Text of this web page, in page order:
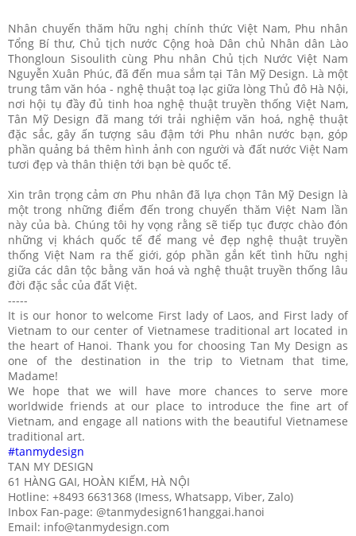
Nhân chuyến thăm hữu nghị chính thức Việt Nam, Phu nhân
Tổng Bí thư, Chủ tịch nước Cộng hoà Dân chủ Nhân dân Lào
Thongloun Sisoulith cùng Phu nhân Chủ tịch Nước Việt Nam
Nguyễn Xuân Phúc, đã đến mua sắm tại Tân Mỹ Design. Là một
trung tâm văn hóa - nghệ thuật toạ lạc giữa lòng Thủ đô Hà Nội,
nơi hội tụ đầy đủ tinh hoa nghệ thuật truyền thống Việt Nam,
Tân Mỹ Design đã mang tới trải nghiệm văn hoá, nghệ thuật
đặc sắc, gây ấn tượng sâu đậm tới Phu nhân nước bạn, góp
phần quảng bá thêm hình ảnh con người và đất nước Việt Nam
tươi đẹp và thân thiện tới bạn bè quốc tế.
Xin trân trọng cảm ơn Phu nhân đã lựa chọn Tân Mỹ Design là
một trong những điểm đến trong chuyến thăm Việt Nam lần
này của bà. Chúng tôi hy vọng rằng sẽ tiếp tục được chào đón
những vị khách quốc tế để mang vẻ đẹp nghệ thuật truyền
thống Việt Nam ra thế giới, góp phần gắn kết tình hữu nghị
giữa các dân tộc bằng văn hoá và nghệ thuật truyền thống lâu
đời đặc sắc của đất Việt.
-----
It is our honor to welcome First lady of Laos, and First lady of
Vietnam to our center of Vietnamese traditional art located in
the heart of Hanoi. Thank you for choosing Tan My Design as
one of the destination in the trip to Vietnam that time,
Madame!
We hope that we will have more chances to serve more
worldwide friends at our place to introduce the fine art of
Vietnam, and engage all nations with the beautiful Vietnamese
traditional art.
#tanmydesign
TAN MY DESIGN
61 HÀNG GAI, HOÀN KIẾM, HÀ NỘI
Hotline: +8493 6631368 (Imess, Whatsapp, Viber, Zalo)
Inbox Fan-page: @tanmydesign61hanggai.hanoi
Email: info@tanmydesign.com